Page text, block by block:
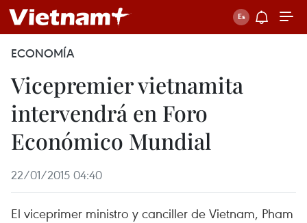
ECONOMÍA
Vicepremier vietnamita
intervendrá en Foro
Económico Mundial
22/01/2015 04:40
El viceprimer ministro y canciller de Vietnam, Pham